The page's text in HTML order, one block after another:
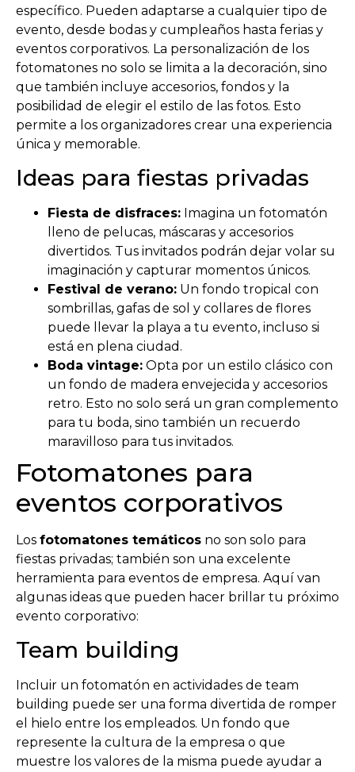
específico. Pueden adaptarse a cualquier tipo de
evento, desde bodas y cumpleaños hasta ferias y
eventos corporativos. La personalización de los
fotomatones no solo se limita a la decoración, sino
que también incluye accesorios, fondos y la
posibilidad de elegir el estilo de las fotos. Esto
permite a los organizadores crear una experiencia
única y memorable.
Ideas para fiestas privadas
Fiesta de disfraces: Imagina un fotomatón
lleno de pelucas, máscaras y accesorios
divertidos. Tus invitados podrán dejar volar su
imaginación y capturar momentos únicos.
Festival de verano: Un fondo tropical con
sombrillas, gafas de sol y collares de flores
puede llevar la playa a tu evento, incluso si
está en plena ciudad.
Boda vintage: Opta por un estilo clásico con
un fondo de madera envejecida y accesorios
retro. Esto no solo será un gran complemento
para tu boda, sino también un recuerdo
maravilloso para tus invitados.
Fotomatones para
eventos corporativos
Los fotomatones temáticos no son solo para
fiestas privadas; también son una excelente
herramienta para eventos de empresa. Aquí van
algunas ideas que pueden hacer brillar tu próximo
evento corporativo:
Team building
Incluir un fotomatón en actividades de team
building puede ser una forma divertida de romper
el hielo entre los empleados. Un fondo que
represente la cultura de la empresa o que
muestre los valores de la misma puede ayudar a